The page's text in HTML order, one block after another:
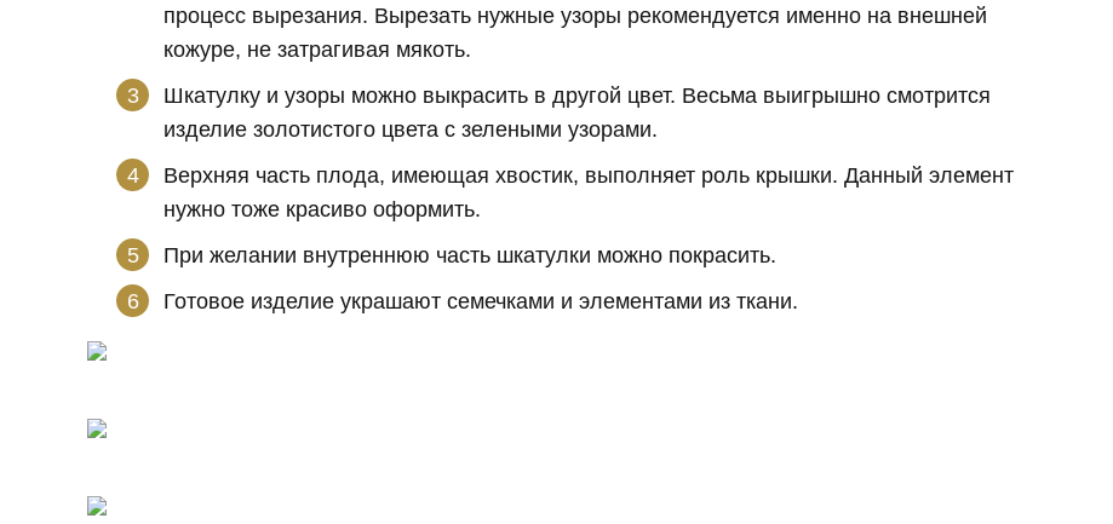
процесс вырезания. Вырезать нужные узоры рекомендуется именно на внешней
кожуре, не затрагивая мякоть.
Шкатулку и узоры можно выкрасить в другой цвет. Весьма выигрышно смотрится
изделие золотистого цвета с зелеными узорами.
Верхняя часть плода, имеющая хвостик, выполняет роль крышки. Данный элемент
нужно тоже красиво оформить.
При желании внутреннюю часть шкатулки можно покрасить.
Готовое изделие украшают семечками и элементами из ткани.